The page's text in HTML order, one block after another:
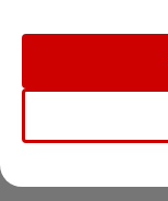
Newsletter